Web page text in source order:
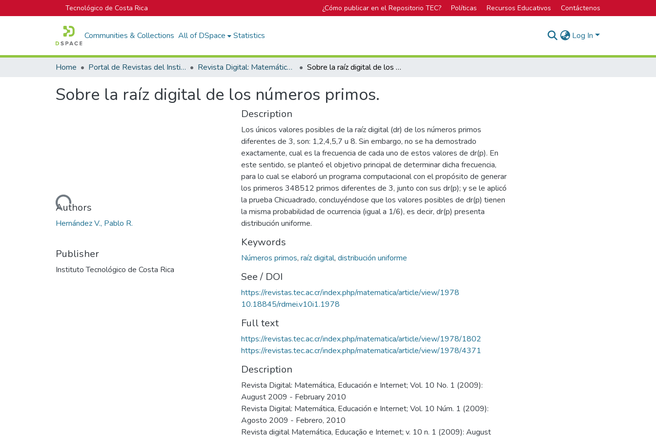
Tecnológico de Costa Rica ¿Cómo publicar en el Repositorio TEC? Políticas Recursos Educativos Contáctenos
Communities & Collections All of DSpace Statistics Log In
Home Portal de Revistas del Instituto Tecnológico de Costa Rica Revista Digital: Matemática, Educación e Internet Sobre la raíz digital de los números primos.
Sobre la raíz digital de los números primos.
Loading...
Authors
Hernández V., Pablo R.
Publisher
Instituto Tecnológico de Costa Rica
Description
Los únicos valores posibles de la raíz digital (dr) de los números primos
diferentes de 3, son: 1,2,4,5,7 u 8. Sin embargo, no se ha demostrado
exactamente, cual es la frecuencia de cada uno de estos valores de dr(p). En
este sentido, se planteó el objetivo principal de determinar dicha frecuencia,
para lo cual se elaboró un programa computacional con el propósito de generar
los primeros 348512 primos diferentes de 3, junto con sus dr(p); y se le aplicó
la prueba Chicuadrado, concluyéndose que los valores posibles de dr(p) tienen
la misma probabilidad de ocurrencia (igual a 1/6), es decir, dr(p) presenta
distribución uniforme.
Keywords
Números primos, raíz digital, distribución uniforme
See / DOI
https://revistas.tec.ac.cr/index.php/matematica/article/view/1978
10.18845/rdmei.v10i1.1978
Full text
https://revistas.tec.ac.cr/index.php/matematica/article/view/1978/1802
https://revistas.tec.ac.cr/index.php/matematica/article/view/1978/4371
Description
Revista Digital: Matemática, Educación e Internet; Vol. 10 No. 1 (2009):
August 2009 - February 2010
Revista Digital: Matemática, Educación e Internet; Vol. 10 Núm. 1 (2009):
Agosto 2009 - Febrero, 2010
Revista digital Matemática, Educação e Internet; v. 10 n. 1 (2009): August